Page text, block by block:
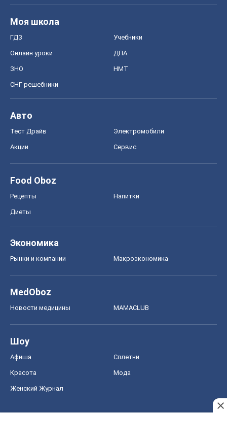
Моя школа
ГДЗ Учебники
Онлайн уроки ДПА
ЗНО НМТ
СНГ решебники
Авто
Тест Драйв Электромобили
Акции Сервис
Food Oboz
Рецепты Напитки
Диеты
Экономика
Рынки и компании Mакроэкономика
MedOboz
Новости медицины MAMACLUB
Шоу
Афиша Сплетни
Красота Мода
Женский Журнал